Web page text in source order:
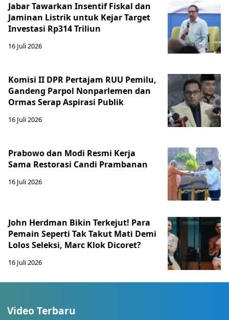
Jabar Tawarkan Insentif Fiskal dan
Jaminan Listrik untuk Kejar Target
Investasi Rp314 Triliun
16 Juli 2026
Komisi II DPR Pertajam RUU Pemilu,
Gandeng Parpol Nonparlemen dan
Ormas Serap Aspirasi Publik
16 Juli 2026
Prabowo dan Modi Resmi Kerja
Sama Restorasi Candi Prambanan
16 Juli 2026
John Herdman Bikin Terkejut! Para
Pemain Seperti Tak Takut Mati Demi
Lolos Seleksi, Marc Klok Dicoret?
16 Juli 2026
Video Terbaru